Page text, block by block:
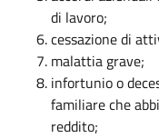
di lavoro;
cessazione di
malattia grave;
infortunio o
familiare che
reddito;